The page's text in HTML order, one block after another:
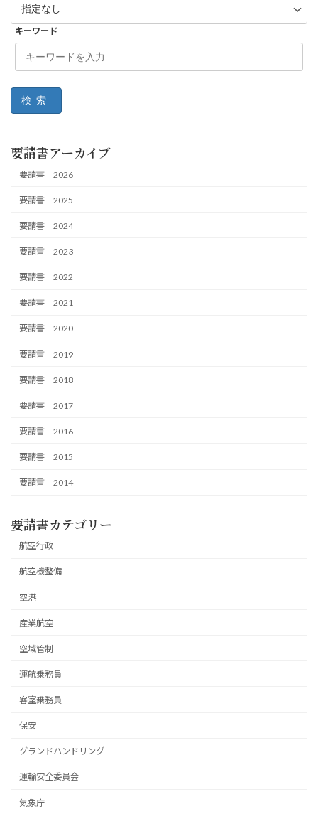
キーワード
検索
要請書アーカイブ
要請書 2026
要請書 2025
要請書 2024
要請書 2023
要請書 2022
要請書 2021
要請書 2020
要請書 2019
要請書 2018
要請書 2017
要請書 2016
要請書 2015
要請書 2014
要請書カテゴリー
航空行政
航空機整備
空港
産業航空
空域管制
運航乗務員
客室乗務員
保安
グランドハンドリング
運輸安全委員会
気象庁